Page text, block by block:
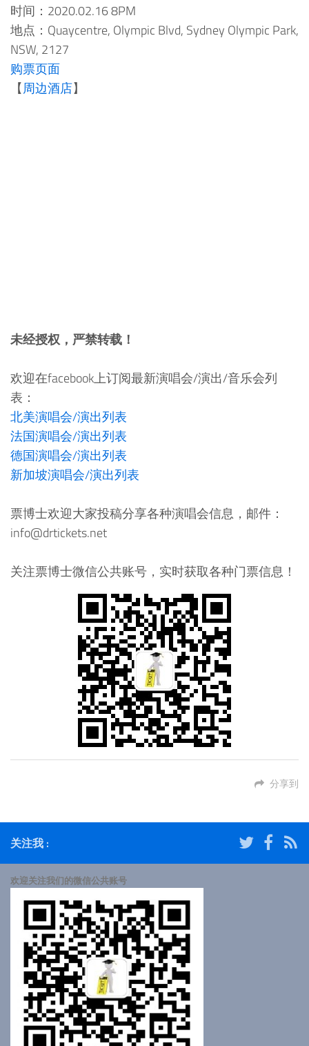
时间：2020.02.16 8PM
地点：Quaycentre, Olympic Blvd, Sydney Olympic Park,
NSW, 2127
购票页面
【周边酒店】
未经授权，严禁转载！
欢迎在facebook上订阅最新演唱会/演出/音乐会列
表：
北美演唱会/演出列表
法国演唱会/演出列表
德国演唱会/演出列表
新加坡演唱会/演出列表
票博士欢迎大家投稿分享各种演唱会信息，邮件：
info@drtickets.net
关注票博士微信公共账号，实时获取各种门票信息！
分享到
关注我 :
欢迎关注我们的微信公共账号